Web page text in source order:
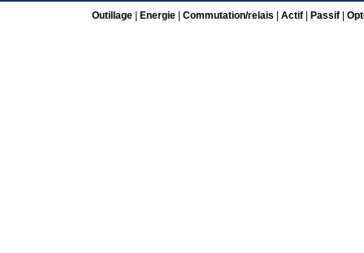
Outillage| Energie| Commutation/relais Actif| Passif|